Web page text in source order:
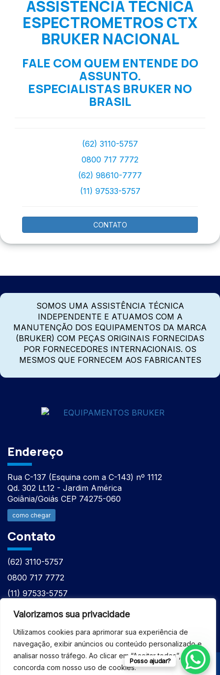
Valorizamos sua privacidade
Utilizamos cookies para aprimorar sua experiência de
navegação, exibir anúncios ou conteúdo personalizado e
analisar nosso tráfego. Ao clicar em “Aceitar todos”, você
concorda com nosso uso de cookies.
ASSISTENCIA TECNICA
ESPECTROMETROS CTX
BRUKER NACIONAL
FALE COM QUEM ENTENDE DO
ASSUNTO.
ESPECIALISTAS BRUKER NO
BRASIL
(62) 3110-5757
0800 717 7772
(62) 98610-7777
(11) 97533-5757
CONTATO
SOMOS UMA ASSISTÊNCIA TÉCNICA
INDEPENDENTE E ATUAMOS COM A
MANUTENÇÃO DOS EQUIPAMENTOS DA MARCA
(BRUKER) COM PEÇAS ORIGINAIS FORNECIDAS
POR FORNECEDORES INTERNACIONAIS. OS
MESMOS QUE FORNECEM AOS FABRICANTES
Endereço
Rua C-137 (Esquina com a C-143) nº 1112
Qd. 302 Lt.12 - Jardim América
Goiânia/Goiás CEP 74275-060
como chegar
Contato
(62) 3110-5757
0800 717 7772
(11) 97533-5757
(62) 98610-7777
Posso ajudar?